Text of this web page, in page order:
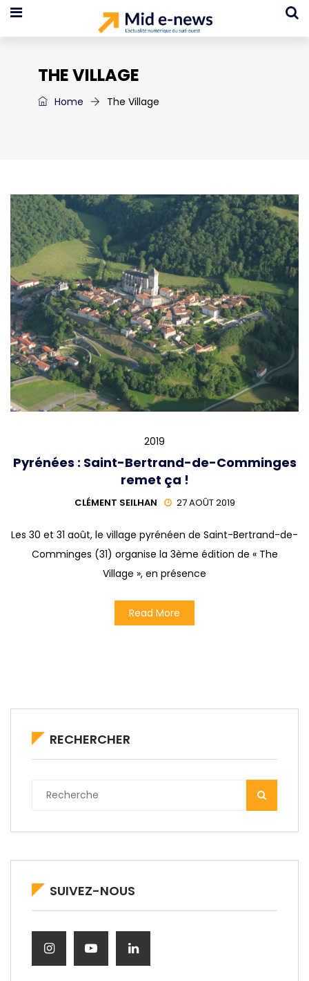
THE VILLAGE
Home The Village
2019
Pyrénées : Saint-Bertrand-de-Comminges
remet ça !
CLÉMENT SEILHAN 27 AOÛT 2019
Les 30 et 31 août, le village pyrénéen de Saint-Bertrand-de-
Comminges (31) organise la 3ème édition de « The
Village », en présence
Read More
RECHERCHER
SUIVEZ-NOUS